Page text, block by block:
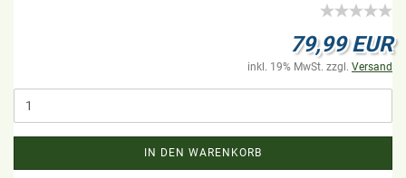
79,99 EUR
inkl. 19% MwSt. zzgl. Versand
IN DEN WARENKORB